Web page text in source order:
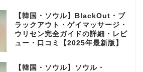
【韓国・ソウル】BlackOut・ブ
ラックアウト・ゲイマッサージ・
ウリセン完全ガイドの詳細・レビ
ュー・口コミ【2025年最新版】
【韓国・ソウル】ソウル・